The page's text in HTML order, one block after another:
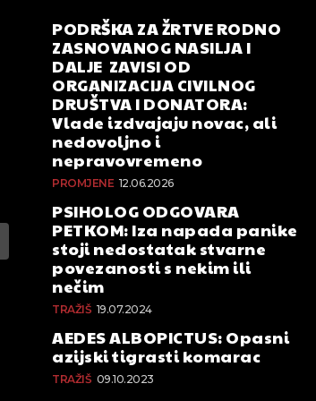
PODRŠKA ZA ŽRTVE RODNO
ZASNOVANOG NASILJA I
DALJE ZAVISI OD
ORGANIZACIJA CIVILNOG
DRUŠTVA I DONATORA:
Vlade izdvajaju novac, ali
nedovoljno i
nepravovremeno
PROMJENE 12.06.2026
PSIHOLOG ODGOVARA
PETKOM: Iza napada panike
stoji nedostatak stvarne
povezanosti s nekim ili
nečim
TRAŽIŠ 19.07.2024
AEDES ALBOPICTUS: Opasni
azijski tigrasti komarac
TRAŽIŠ 09.10.2023